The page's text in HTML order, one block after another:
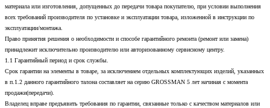
материала или изготовления, допущенных до передачи товара покупателю, при условии выполнения
всех требований производителя по установке и эксплуатации товара, изложенной в инструкции по
эксплуатации/монтажа.
Право принятия решения о необходимости и способе гарантийного ремонта (ремонт или замена)
принадлежит исключительно производителю или авторизованному сервисному центру.
1.1 Гарантийный период и срок службы.
Срок гарантии на элементы в товаре, за исключением отдельных комплектующих изделий, указанных
в п.1.2 данного гарантийного талона составляет на серию GROSSMAN 5 лет начиная с момента
продажи(передачи).
Владелец вправе предъявить требования по гарантии, связанные только с качеством материалов или